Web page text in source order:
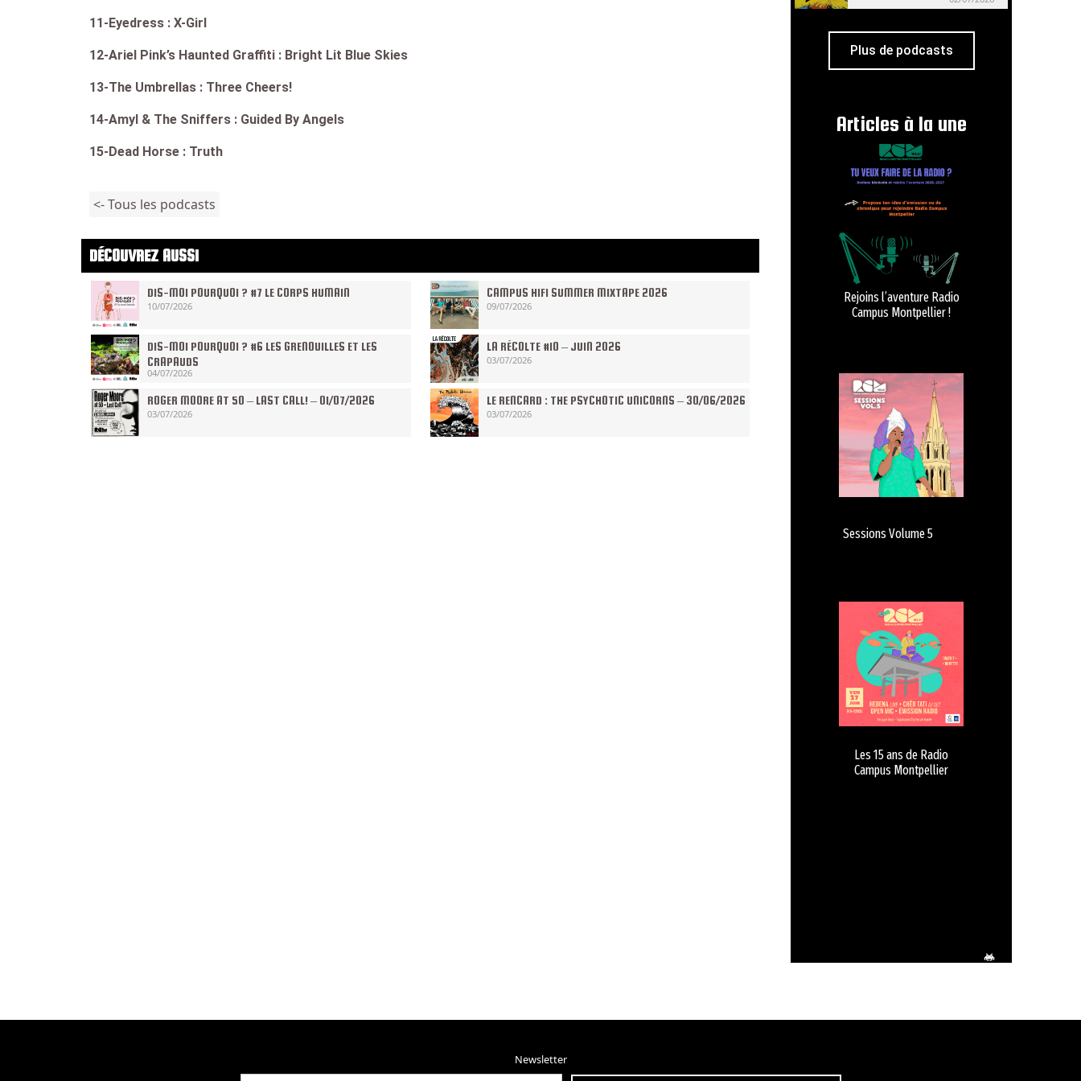
11-Eyedress : X-Girl
12-Ariel Pink’s Haunted Graffiti : Bright Lit Blue Skies
13-The Umbrellas : Three Cheers!
14-Amyl & The Sniffers : Guided By Angels
15-Dead Horse : Truth
<- Tous les podcasts
DÉCOUVREZ AUSSI
DIS-MOI POURQUOI ? #7 LE CORPS HUMAIN
10/07/2026
CAMPUS HIFI SUMMER MIXTAPE 2026
09/07/2026
DIS-MOI POURQUOI ? #6 LES GRENOUILLES ET LES
CRAPAUDS
04/07/2026
LA RÉCOLTE #10 – JUIN 2026
03/07/2026
ROGER MOORE AT 50 – LAST CALL! – 01/07/2026
03/07/2026
LE RENCARD : THE PSYCHOTIC UNICORNS – 30/06/2026
03/07/2026
Plus de podcasts
Articles à la une
Rejoins l’aventure Radio
Campus Montpellier !
Sessions Volume 5
Les 15 ans de Radio
Campus Montpellier
Newsletter